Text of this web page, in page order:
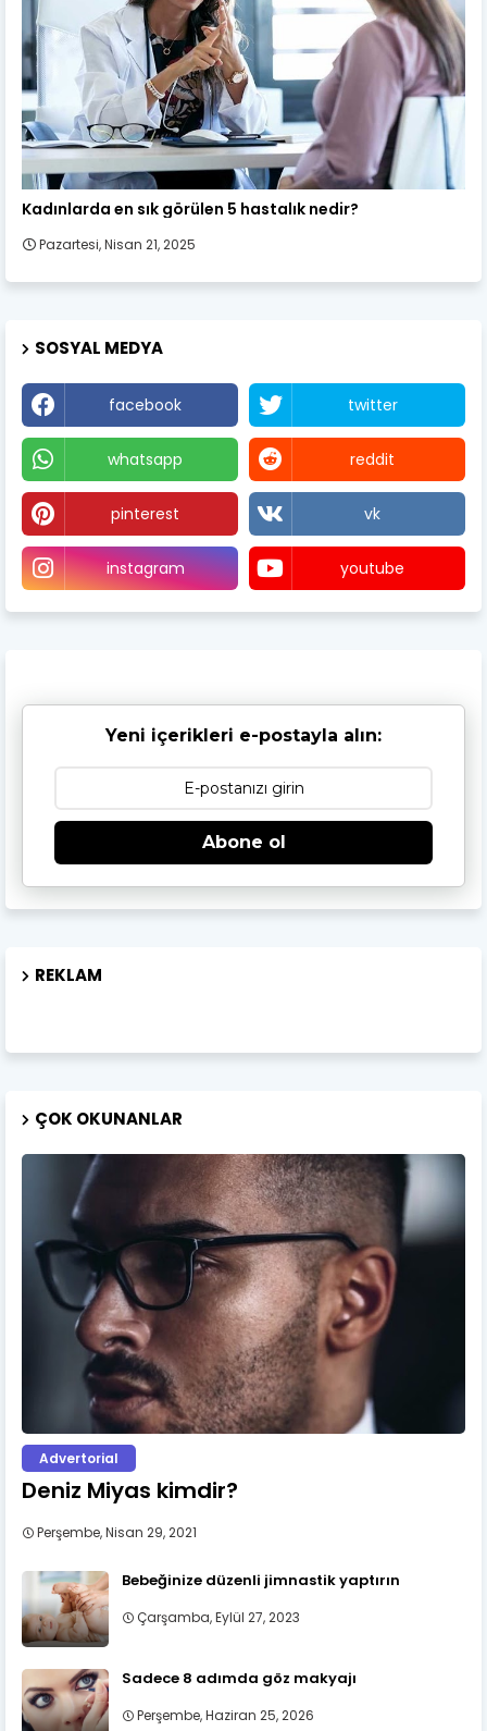
Kadın Sağlığı
Kadınlarda en sık görülen 5 hastalık nedir?
Pazartesi, Nisan 21, 2025
SOSYAL MEDYA
facebook twitter
whatsapp reddit
pinterest vk
instagram youtube
Yeni içerikleri e-postayla alın:
Abone ol
REKLAM
ÇOK OKUNANLAR
Advertorial
Deniz Miyas kimdir?
Perşembe, Nisan 29, 2021
Bebeğinize düzenli jimnastik yaptırın
Çarşamba, Eylül 27, 2023
Sadece 8 adımda göz makyajı
Perşembe, Haziran 25, 2026